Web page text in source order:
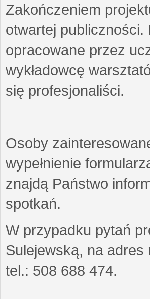
Zakończeniem
otwartej
opracowane przez
wykładowcę
się profesjonaliści.
Osoby
wypełnienie
znajdą Państwo
spotkań.
W przypadku pytań
Sulejewską, na adres
tel.: 508 688 474.